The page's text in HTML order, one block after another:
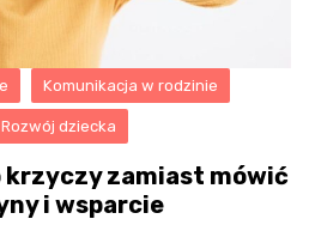
Komunikacja w rodzinie
Rozwój dziecka
krzyczy zamiast mówić
i wsparcie